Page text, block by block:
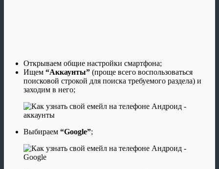
Открываем общие настройки смартфона;
Ищем “Аккаунты” (проще всего воспользоваться
поисковой строкой для поиска требуемого раздела) и
заходим в него;
Выбираем “Google”;